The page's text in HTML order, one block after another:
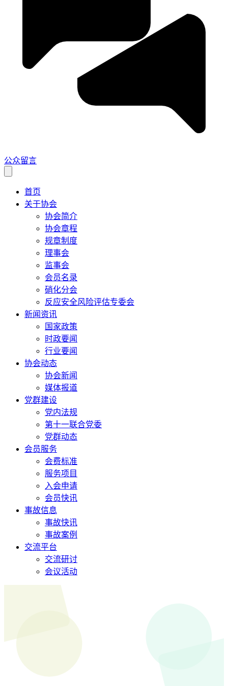
公众留言
首页
关于协会
协会简介
协会章程
规章制度
理事会
监事会
会员名录
硝化分会
反应安全风险评估专委会
新闻资讯
国家政策
时政要闻
行业要闻
协会动态
协会新闻
媒体报道
党群建设
党内法规
第十一联合党委
党群动态
会员服务
会费标准
服务项目
入会申请
会员快讯
事故信息
事故快讯
事故案例
交流平台
交流研讨
会议活动